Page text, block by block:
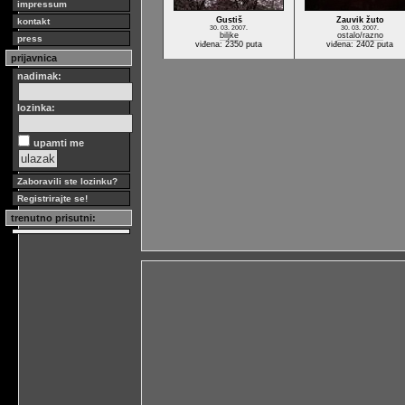
impressum
kontakt
press
prijavnica
nadimak:
lozinka:
upamti me
Zaboravili ste lozinku?
Registrirajte se!
trenutno prisutni:
Gustiš
30. 03. 2007.
biljke
viđena: 2350 puta
Zauvik žuto
30. 03. 2007.
ostalo/razno
viđena: 2402 puta